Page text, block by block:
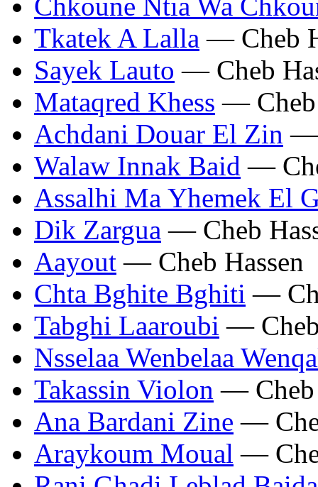
Tkatek A Lalla — Cheb
Sayek Lauto — Cheb
Mataqred Khess — Cheb
Achdani Douar El Zin —
Walaw Innak Baid —
Assalhi Ma Yhemek El
Dik Zargua — Cheb
Aayout — Cheb Hassen
Chta Bghite Bghiti —
Tabghi Laaroubi — Cheb
Nsselaa Wenbelaa
Takassin Violon — Cheb
Ana Bardani Zine —
Araykoum Moual —